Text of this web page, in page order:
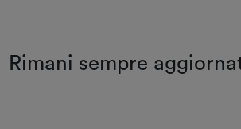
Rimani sempre